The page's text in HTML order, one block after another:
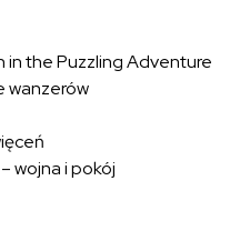
in the Puzzling Adventure
wanzerów
wojna i pokój